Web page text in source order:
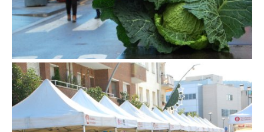
Fira de la col de la Roca del Vallès